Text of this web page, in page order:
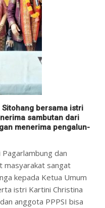
Sitohang bersama istri
sambutan dari
menerima pengalun­
dan
masyarakat sangat
kepada Ketua Umum
istri Kartini Christina
anggota PPPSI bisa